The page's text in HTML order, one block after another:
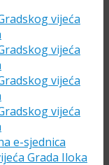
vijeća
vijeća
vijeća
vijeća
e-sjednica
Grada Iloka